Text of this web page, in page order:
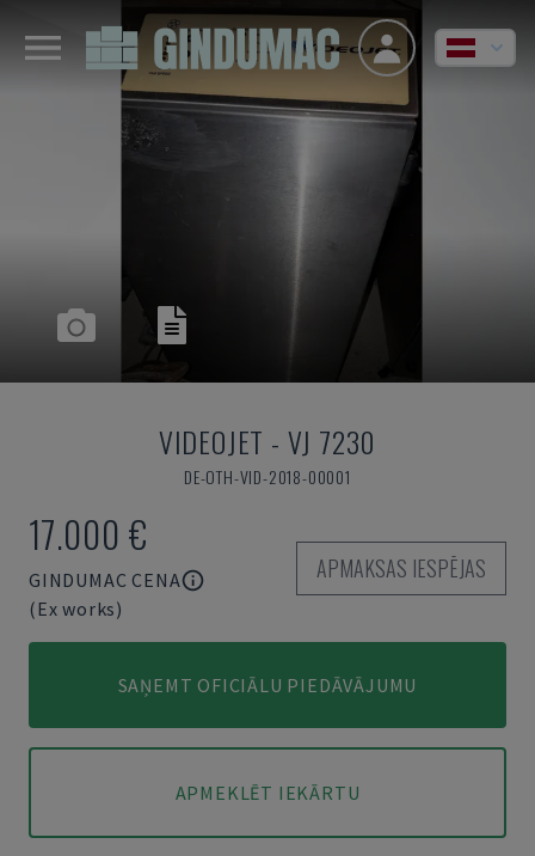
VIDEOJET - VJ 7230
DE-OTH-VID-2018-00001
17.000 €
GINDUMAC CENA
(Ex works)
APMAKSAS IESPĒJAS
SAŅEMT OFICIĀLU PIEDĀVĀJUMU
APMEKLĒT IEKĀRTU